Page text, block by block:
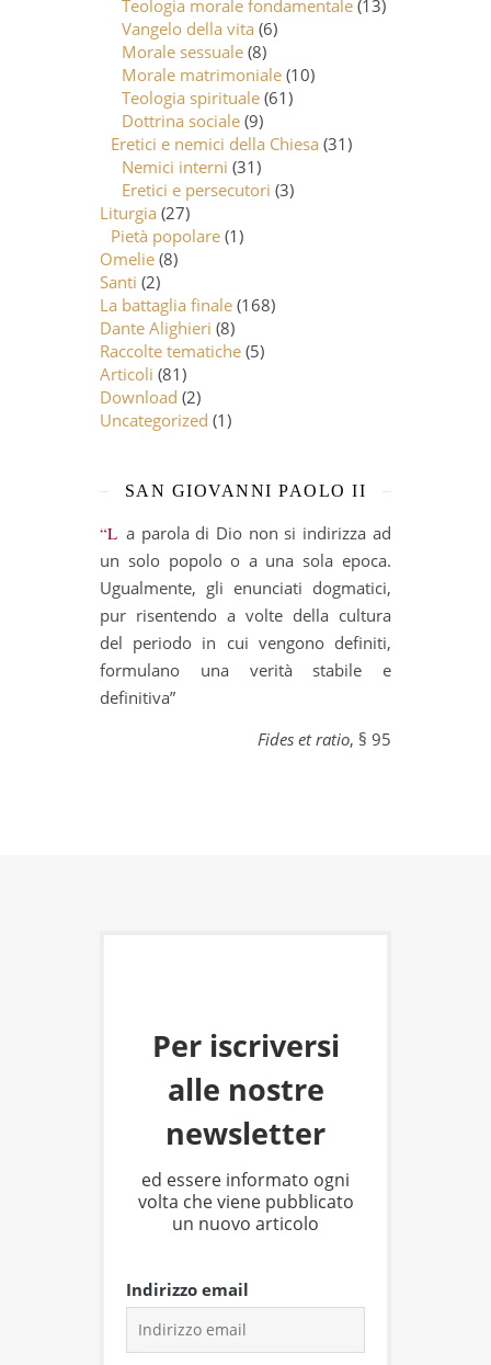
Teologia morale fondamentale (13)
Vangelo della vita (6)
Morale sessuale (8)
Morale matrimoniale (10)
Teologia spirituale (61)
Dottrina sociale (9)
Eretici e nemici della Chiesa (31)
Nemici interni (31)
Eretici e persecutori (3)
Liturgia (27)
Pietà popolare (1)
Omelie (8)
Santi (2)
La battaglia finale (168)
Dante Alighieri (8)
Raccolte tematiche (5)
Articoli (81)
Download (2)
Uncategorized (1)
SAN GIOVANNI PAOLO II
“La parola di Dio non si indirizza ad
un solo popolo o a una sola epoca.
Ugualmente, gli enunciati dogmatici,
pur risentendo a volte della cultura
del periodo in cui vengono definiti,
formulano una verità stabile e
definitiva”
Fides et ratio, § 95
Per iscriversi
alle nostre
newsletter
ed essere informato ogni
volta che viene pubblicato
un nuovo articolo
Indirizzo email